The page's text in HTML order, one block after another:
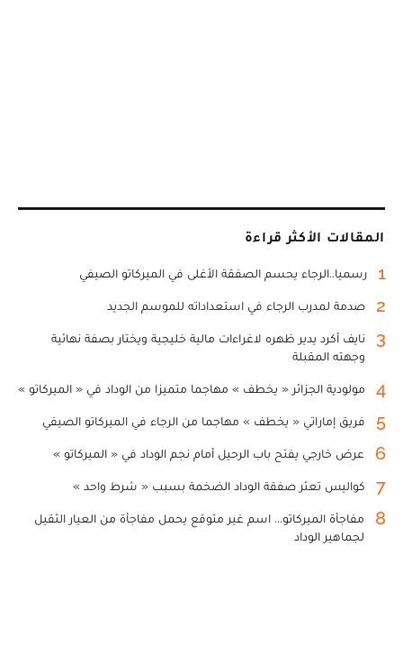
المقالات الأكثر قراءة
1 رسميا..الرجاء يحسم الصفقة الأغلى في الميركاتو الصيفي
2 صدمة لمدرب الرجاء في استعداداته للموسم الجديد
3
نايف أكرد يدير ظهره لاغراءات مالية خليجية ويختار بصفة نهائية
وجهته المقبلة
4 مولودية الجزائر « يخطف » مهاجما متميزا من الوداد في « الميركاتو »
5 فريق إماراتي « يخطف » مهاجما من الرجاء في الميركاتو الصيفي
6 عرض خارجي يفتح باب الرحيل أمام نجم الوداد في « الميركاتو »
7 كواليس تعثر صفقة الوداد الضخمة بسبب « شرط واحد »
8
مفاجأة الميركاتو... اسم غير متوقع يحمل مفاجأة من العيار الثقيل
لجماهير الوداد